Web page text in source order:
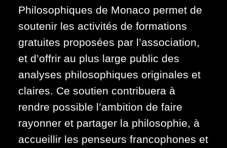
Philosophiques de Monaco permet de
soutenir les activités de formations
gratuites proposées par l’association,
et d’offrir au plus large public des
analyses philosophiques originales et
claires. Ce soutien contribuera à
rendre possible l’ambition de faire
rayonner et partager la philosophie, à
accueillir les penseurs francophones et